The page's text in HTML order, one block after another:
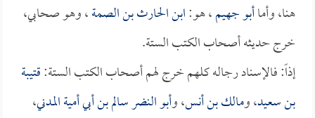
هنا، وأماأبو جهيم، هو:ابن الحارث بن الصمة، وهو صحابي،
خرج حديثه أصحاب الكتب الستة.
إذاً: فالإسناد رجاله كلهم خرج لهم أصحاب الكتب الستة:قتيبة
بن سعيد، ومالك بن أنس، وأبو النضر سالم بن أبي أمية المدني،